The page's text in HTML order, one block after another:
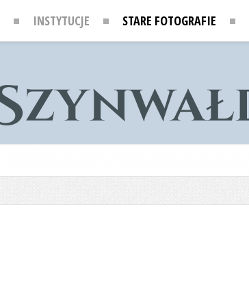
INSTYTUCJE STARE FOTOGRAFIE